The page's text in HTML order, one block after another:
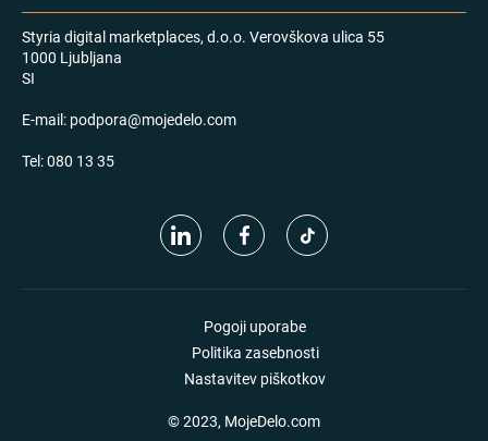
Styria digital marketplaces, d.o.o. Verovškova ulica 55
1000 Ljubljana
SI
E-mail: podpora@mojedelo.com
Tel:080 13 35
Pogoji uporabe
Politika zasebnosti
Nastavitev piškotkov
© 2023, MojeDelo.com